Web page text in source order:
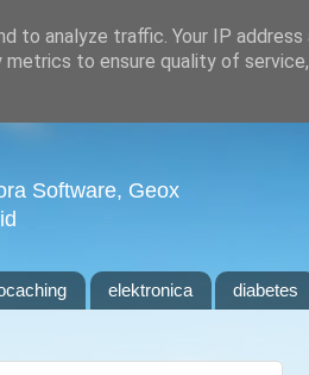
Software, Geox
elektronica diabetes
to analyze traffic. Your IP address
to ensure quality of